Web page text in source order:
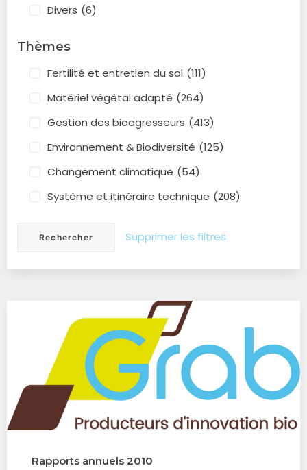
Divers (6)
Thèmes
Fertilité et entretien du sol (111)
Matériel végétal adapté (264)
Gestion des bioagresseurs (413)
Environnement & Biodiversité (125)
Changement climatique (54)
Système et itinéraire technique (208)
Supprimer les filtres
Rapports annuels 2010